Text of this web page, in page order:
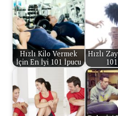
Hızlı Kilo Vermek
İçin En İyi 101 İpucu
Hızlı